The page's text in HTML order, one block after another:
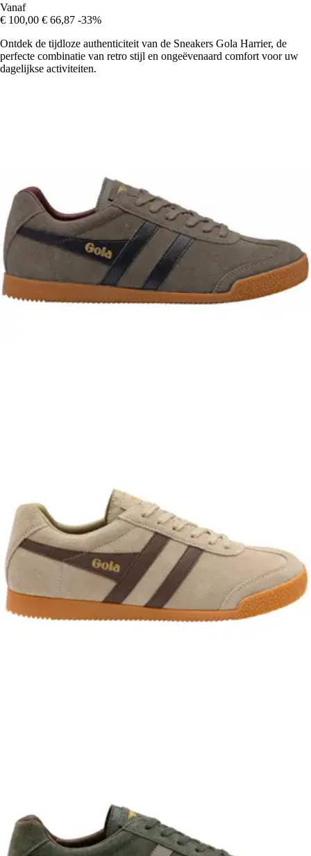
Vanaf
€ 100,00 € 66,87 -33%
Ontdek de tijdloze authenticiteit van de Sneakers Gola Harrier, de
perfecte combinatie van retro stijl en ongeëvenaard comfort voor uw
dagelijkse activiteiten.